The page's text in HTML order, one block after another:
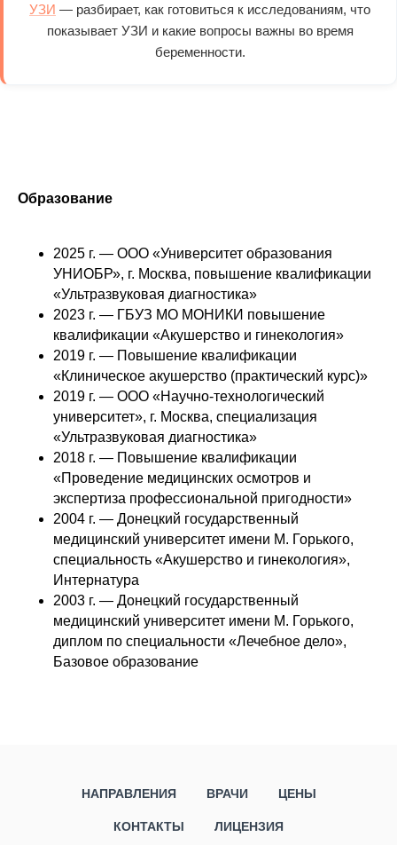
УЗИ — разбирает, как готовиться к исследованиям, что
показывает УЗИ и какие вопросы важны во время
беременности.
Образование
2025 г. — ООО «Университет образования
УНИОБР», г. Москва, повышение квалификации
«Ультразвуковая диагностика»
2023 г. — ГБУЗ МО МОНИКИ повышение
квалификации «Акушерство и гинекология»
2019 г. — Повышение квалификации
«Клиническое акушерство (практический курс)»
2019 г. — ООО «Научно-технологический
университет», г. Москва, специализация
«Ультразвуковая диагностика»
2018 г. — Повышение квалификации
«Проведение медицинских осмотров и
экспертиза профессиональной пригодности»
2004 г. — Донецкий государственный
медицинский университет имени М. Горького,
специальность «Акушерство и гинекология»,
Интернатура
2003 г. — Донецкий государственный
медицинский университет имени М. Горького,
диплом по специальности «Лечебное дело»,
Базовое образование
НАПРАВЛЕНИЯ ВРАЧИ ЦЕНЫ
КОНТАКТЫ ЛИЦЕНЗИЯ